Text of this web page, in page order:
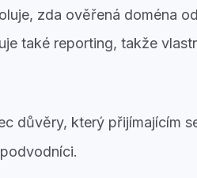
zda ověřená doména
také reporting, takže
důvěry, který přijímajícím